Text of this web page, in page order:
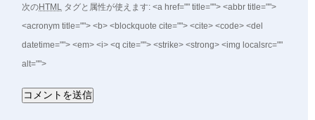
次のHTML タグと属性が使えます: <a href="" title=""> <abbr title="">
<acronym title=""> <b> <blockquote cite=""> <cite> <code> <del
datetime=""> <em> <i> <q cite=""> <strike> <strong> <img localsrc=""
alt="">